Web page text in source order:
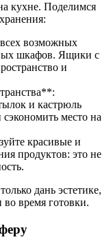
кухне. Поделимся
возможных
шкафов. Ящики с
и
и кастрюль
место на
красивые и
продуктов: это не
дань эстетике,
время готовки.